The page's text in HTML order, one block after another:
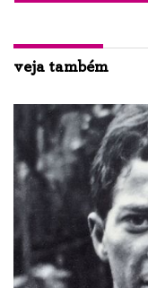
veja também